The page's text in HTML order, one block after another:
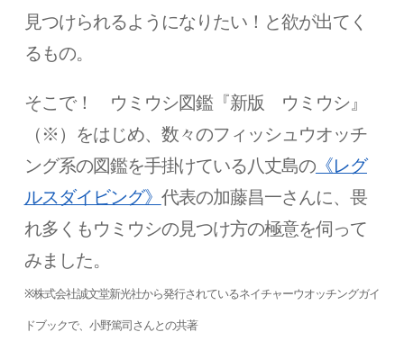
見つけられるようになりたい！と欲が出てく
るもの。
そこで！ ウミウシ図鑑『新版 ウミウシ』
（※）をはじめ、数々のフィッシュウオッチ
ング系の図鑑を手掛けている八丈島の《レグ
ルスダイビング》 代表の加藤昌一さんに、畏
れ多くもウミウシの見つけ方の極意を伺って
みました。
※株式会社誠文堂新光社から発行されているネイチャーウオッチングガイ
ドブックで、小野篤司さんとの共著